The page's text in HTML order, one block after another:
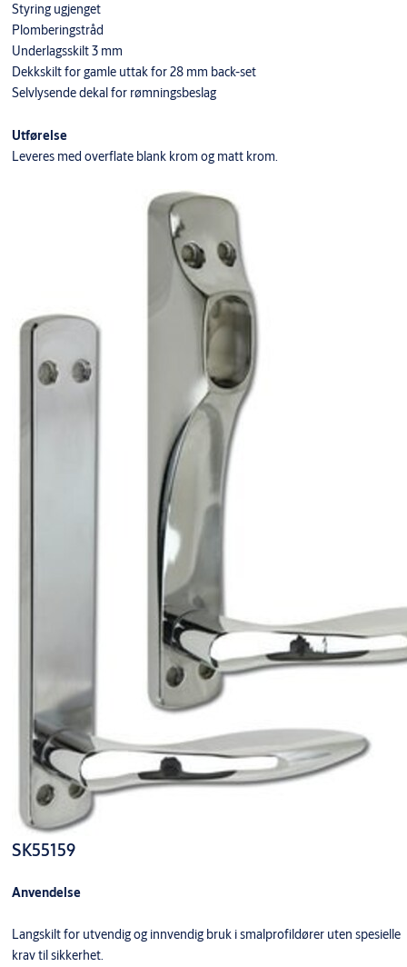
Styring ugjenget
Plomberingstråd
Underlagsskilt 3 mm
Dekkskilt for gamle uttak for 28 mm back-set
Selvlysende dekal for rømningsbeslag
Utførelse
Leveres med overflate blank krom og matt krom.
SK55159
Anvendelse
Langskilt for utvendig og innvendig bruk i smalprofildører uten spesielle
krav til sikkerhet.